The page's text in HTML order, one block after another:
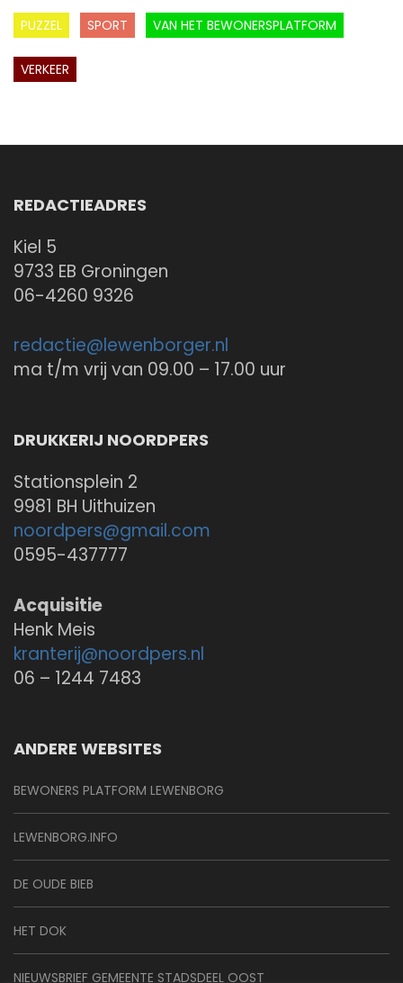
PUZZEL SPORT VAN HET BEWONERSPLATFORM
VERKEER
REDACTIEADRES
Kiel 5
9733 EB Groningen
06-4260 9326
redactie@lewenborger.nl
ma t/m vrij van 09.00 – 17.00 uur
DRUKKERIJ NOORDPERS
Stationsplein 2
9981 BH Uithuizen
noordpers@gmail.com
0595-437777
Acquisitie
Henk Meis
kranterij@noordpers.nl
06 – 1244 7483
ANDERE WEBSITES
BEWONERS PLATFORM LEWENBORG
LEWENBORG.INFO
DE OUDE BIEB
HET DOK
NIEUWSBRIEF GEMEENTE STADSDEEL OOST